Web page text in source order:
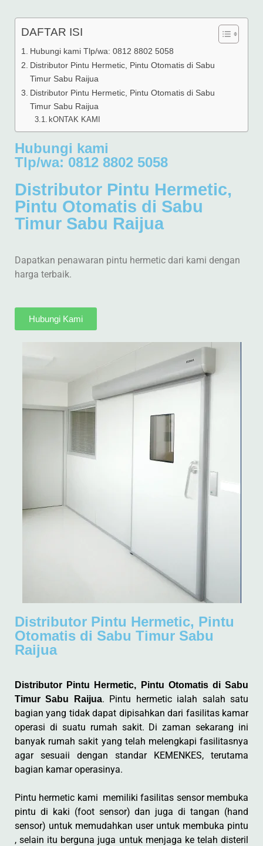
DAFTAR ISI
Hubungi kami Tlp/wa: 0812 8802 5058
Distributor Pintu Hermetic, Pintu Otomatis di Sabu
Timur Sabu Raijua
Distributor Pintu Hermetic, Pintu Otomatis di Sabu
Timur Sabu Raijua
kONTAK KAMI
Hubungi kami
Tlp/wa: 0812 8802 5058
Distributor Pintu Hermetic,
Pintu Otomatis di Sabu
Timur Sabu Raijua
Dapatkan penawaran pintu hermetic dari kami dengan
harga terbaik.
Hubungi Kami
Distributor Pintu Hermetic, Pintu
Otomatis di Sabu Timur Sabu
Raijua
Distributor Pintu Hermetic, Pintu Otomatis di Sabu
Timur Sabu Raijua. Pintu hermetic ialah salah satu
bagian yang tidak dapat dipisahkan dari fasilitas kamar
operasi di suatu rumah sakit. Di zaman sekarang ini
banyak rumah sakit yang telah melengkapi fasilitasnya
agar sesuaii dengan standar KEMENKES, terutama
bagian kamar operasinya.
Pintu hermetic kami memiliki fasilitas sensor membuka
pintu di kaki (foot sensor) dan juga di tangan (hand
sensor) untuk memudahkan user untuk membuka pintu
, selain itu berguna juga untuk menjaga ke telah disteril